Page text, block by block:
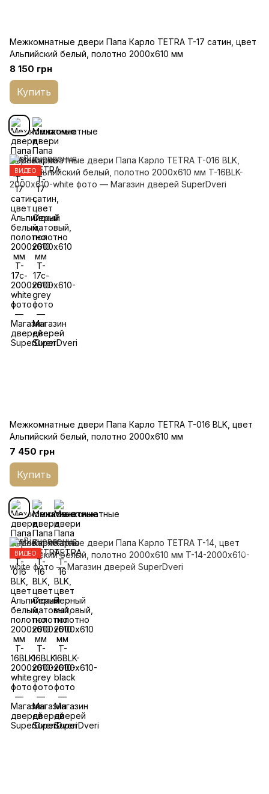
Межкомнатные двери Папа Карло TETRA T-17 cатин, цвет
Альпийский белый, полотно 2000х610 мм
8 150 грн
Купить
ВИДЕО
Межкомнатные двери Папа Карло TETRA T-016 BLK, цвет
Альпийский белый, полотно 2000х610 мм
7 450 грн
Купить
ВИДЕО